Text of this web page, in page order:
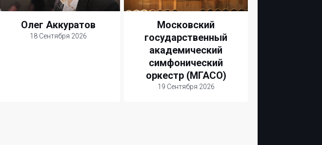
Олег Аккуратов
18 Сентября 2026
Московский
государственный
академический
симфонический
оркестр (МГАСО)
19 Сентября 2026